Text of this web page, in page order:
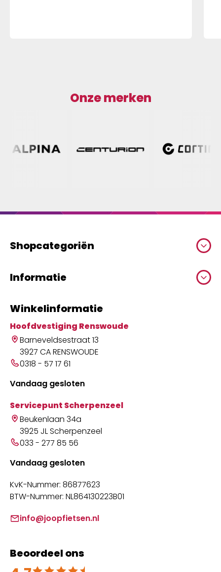
Onze merken
Shopcategoriën
Informatie
Winkelinformatie
Hoofdvestiging Renswoude
Barneveldsestraat 13
3927 CA RENSWOUDE
0318 - 57 17 61
Vandaag gesloten
Servicepunt Scherpenzeel
Beukenlaan 34a
3925 JL Scherpenzeel
033 - 277 85 56
Vandaag gesloten
KvK-Nummer: 86877623
BTW-Nummer: NL864130223B01
info@joopfietsen.nl
Beoordeel ons